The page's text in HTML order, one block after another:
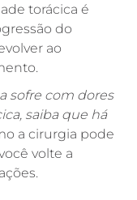
torácica é
do
ao
sofre com dores
saiba que há
a cirurgia pode
volte a